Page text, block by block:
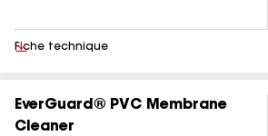
Télécharger
Fiche technique
EverGuard® PVC Membrane
Cleaner